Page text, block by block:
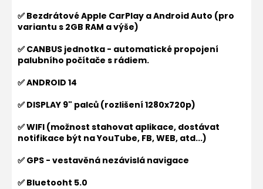
✅ Bezdrátové Apple CarPlay a Android Auto (pro
variantu s 2GB RAM a výše)
✅ CANBUS jednotka - automatické propojení
palubního počítače s rádiem.
✅ ANDROID 14
✅ DISPLAY 9" palců (rozlišení 1280x720p)
✅ WIFI (možnost stahovat aplikace, dostávat
notifikace být na YouTube, FB, WEB, atd...)
✅ GPS - vestavěná nezávislá navigace
✅ Bluetooht 5.0